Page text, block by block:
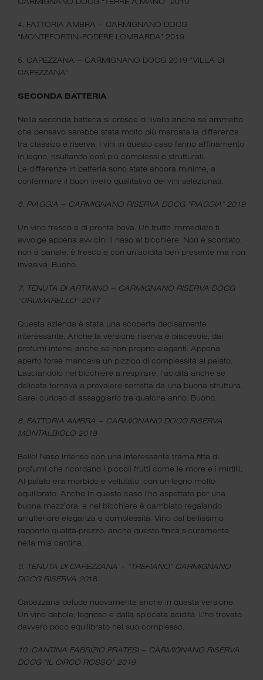
Barbaresco!
Lo "Scrignorosso". Un regalo in gradodi
soddisfare ogni esigenza.
selezione di vini dell'Oste.
Aperto tutti i giorni
Wine Bar: 11.00–15.00 | 17.30–00.00
Ristorante: 12.00–14.30 | 19.30–22.00
EVENTI
CLUB
CONTATTI
Iscriviti alla newsletter
Ti aspetterà una bottiglia di vino in omaggio quando passerai
a trovarci.
4. FATTORIA AMBRA – CARMIGNANO DOCG
“MONTEFORTINI-PODERE LOMBARDA” 2019
5. CAPEZZANA – CARMIGNANO DOCG 2019 “VILLA DI
CAPEZZANA”
SECONDA BATTERIA
Nella seconda batteria si cresce di livello anche se ammetto
che pensavo sarebbe stata molto più marcata la differenza
tra classico e riserva. I vini in questo caso fanno affinamento
in legno, risultando così più complessi e strutturati.
Le differenze in batteria sono state ancora minime, a
confermare il buon livello qualitativo dei vini selezionati.
6. PIAGGIA – CARMIGNANO RISERVA DOCG “PIAGGIA” 2019
Un vino fresco e di pronta beva. Un frutto immediato ti
avvolge appena avvicini il naso al bicchiere. Non è scontato,
non è banale, è fresco e con un’acidità ben presente ma non
invasiva. Buono.
7. TENUTA DI ARTIMINO – CARMIGNANO RISERVA DOCG
“GRUMARELLO” 2017
Questa azienda è stata una scoperta decisamente
interessante. Anche la versione riserva è piacevole, dai
profumi intensi anche se non proprio eleganti. Appena
aperto forse mancava un pizzico di complessità al palato.
Lasciandolo nel bicchiere a respirare, l’acidità anche se
delicata tornava a prevalere sorretta da una buona struttura.
Sarei curioso di assaggiarlo tra qualche anno. Buono.
8. FATTORIA AMBRA – CARMIGNANO DOCG RISERVA
MONTALBIOLO 2018
Bello! Naso intenso con una interessante trama fitta di
profumi che ricordano i piccoli frutti come le more e i mirtilli.
Al palato era morbido e vellutato, con un legno molto
equilibrato. Anche in questo caso l’ho aspettato per una
buona mezz’ora, e nel bicchiere è cambiato regalando
un’ulteriore eleganza e complessità. Vino dal bellissimo
rapporto qualità-prezzo, anche questo finirà sicuramente
nella mia cantina.
9. TENUTA DI CAPEZZANA – “TREFIANO” CARMIGNANO
DOCG RISERVA 2018
Capezzana delude nuovamente anche in questa versione.
Un vino debole, legnoso e dalla spiccata acidità. L’ho trovato
davvero poco equilibrato nel suo complesso.
10. CANTINA FABRIZIO PRATESI – CARMIGNANO RISERVA
DOCG “IL CIRCO ROSSO” 2019